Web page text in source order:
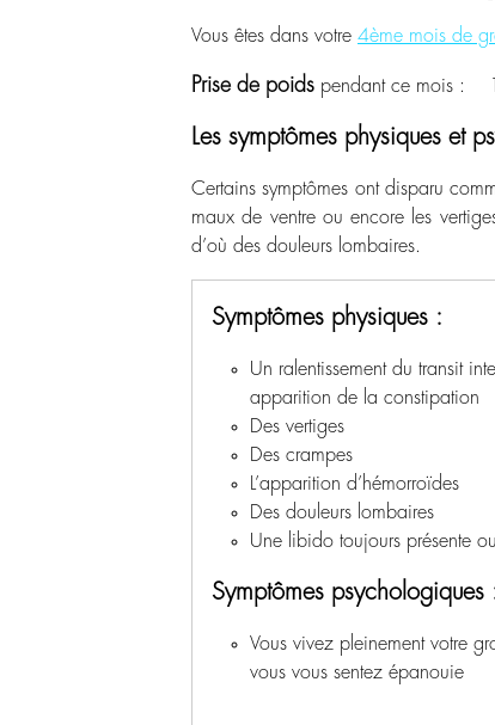
Vous êtes dans votre 4ème mois de
Prise de poids pendant ce
Les symptômes physiques et
Certains symptômes ont disparu
maux de ventre ou encore les
d’où des douleurs lombaires.
Symptômes physiques :
Un ralentissement du transit
apparition de la constipation
Des vertiges
Des crampes
L’apparition d’hémorroïdes
Des douleurs lombaires
Une libido toujours présente
Symptômes psychologiques
Vous vivez pleinement votre
vous vous sentez épanouie